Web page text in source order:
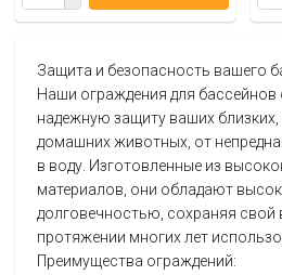
Защита и безопасность вашего
Наши ограждения для
надежную защиту ваших близких,
домашних животных, от
в воду. Изготовленные из
материалов, они обладают
долговечностью, сохраняя свой
протяжении многих лет
Преимущества ограждений: